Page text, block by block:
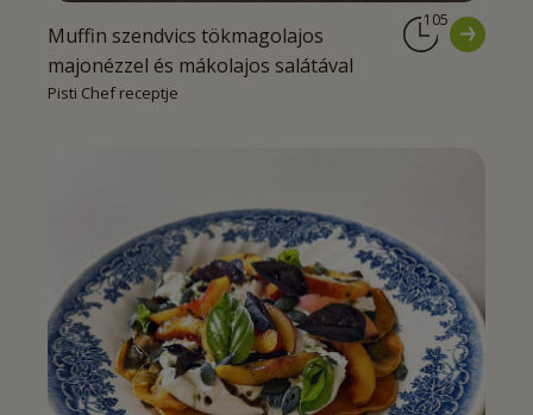
Muffin szendvics tökmagolajos
majonézzel és mákolajos salátával
Pisti Chef receptje
105